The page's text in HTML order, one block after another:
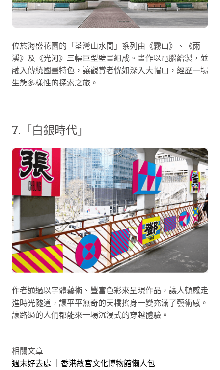
位於海盛花園的「荃灣山水間」系列由《霧山》、《雨
溪》及《光河》三幅巨型壁畫組成。畫作以電腦繪製，並
融入傳統國畫特色，讓觀賞者恍如深入大帽山，經歷一場
生態多樣性的探索之旅。
7.「白銀時代」
作者通過以字體藝術、豐富色彩來呈現作品，讓人頓感走
進時光隧道，讓平平無奇的天橋搖身一變充滿了藝術感。
讓路過的人們都能來一場沉浸式的穿越體驗。
相關文章
週末好去處 ｜香港故宮文化博物館懶人包